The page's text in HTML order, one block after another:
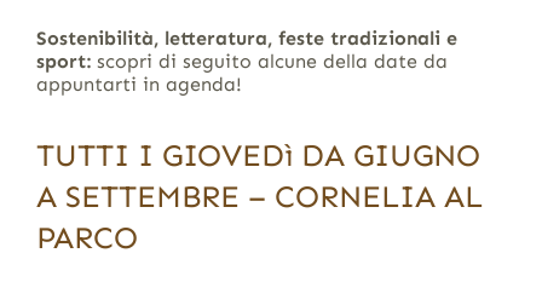
Sostenibilità, letteratura, feste tradizionali e
sport:scopri di seguito alcune della date da
appuntarti in agenda!
TUTTI I GIOVEDì DA GIUGNO
A SETTEMBRE – CORNELIA AL
PARCO